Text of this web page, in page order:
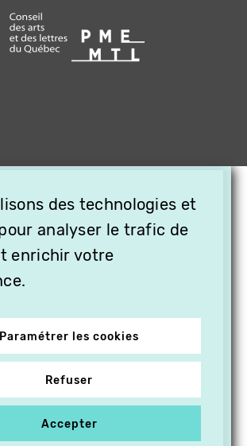
des technologies et
analyser le trafic de
enrichir votre
Paramétrer les cookies
Refuser
Accepter
LA VIDÉO EN
ABONNEZ VOS
À VITHÈQUE !